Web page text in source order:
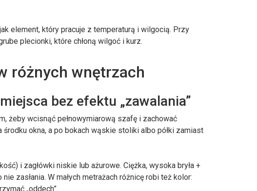
element, który pracuje z temperaturą i wilgocią. Przy
plecionki, które chłoną wilgoć i kurz.
różnych wnętrzach
bez efektu „zawalania”
żeby wcisnąć pełnowymiarową szafę i zachować
środku okna, a po bokach wąskie stoliki albo półki zamiast
i zagłówki niskie lub ażurowe. Ciężka, wysoka bryła +
zasłania. W małych metrażach różnicę robi też kolor:
„oddech”.